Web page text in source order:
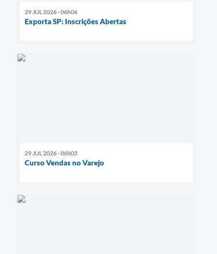
29 JUL 2026 - 06h06
Exporta SP: Inscrições Abertas
29 JUL 2026 - 06h03
Curso Vendas no Varejo